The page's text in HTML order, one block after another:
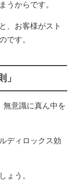
うからです。
、お客様がスト
です。
」
無意識に真ん中を
ディロックス効
ょう。